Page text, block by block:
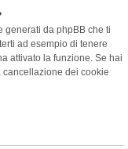
generati da phpBB che ti
ad esempio di tenere
attivato la funzione. Se hai
cancellazione dei cookie